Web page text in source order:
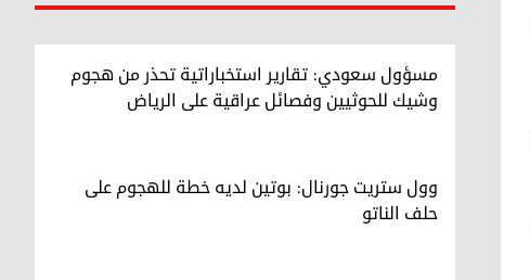
مسؤول سعودي: تقارير استخباراتية تحذر من هجوم
وشيك للحوثيين وفصائل عراقية على الرياض
وول ستريت جورنال: بوتين لديه خطة للهجوم على
حلف الناتو